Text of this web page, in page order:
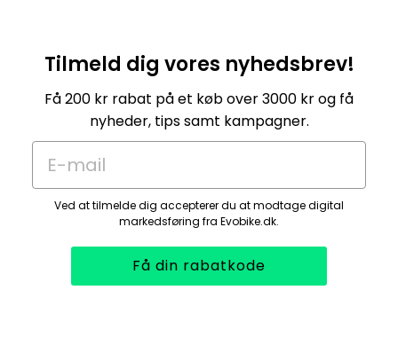
Tilmeld dig vores nyhedsbrev!
Få 200 kr rabat på et køb over 3000 kr og få
nyheder, tips samt kampagner.
E-mail
Ved at tilmelde dig accepterer du at modtage digital
markedsføring fra Evobike.dk.
Få din rabatkode